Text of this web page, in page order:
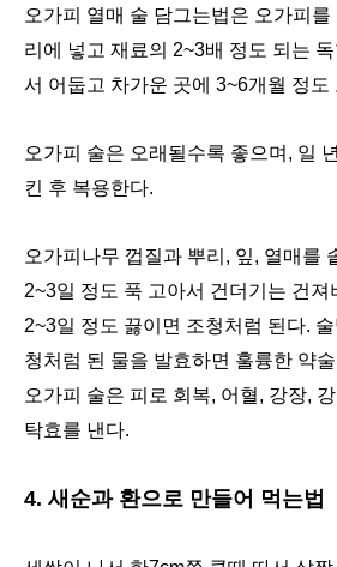
오가피 열매 술 담그는법은 오가피
리에 넣고 재료의 2~3배 정도 되는
서 어둡고 차가운 곳에 3~6개월 정도
오가피 술은 오래될수록 좋으며, 일
킨 후 복용한다.
오가피나무 껍질과 뿌리, 잎, 열매를
2~3일 정도 푹 고아서 건더기는 건져
2~3일 정도 끓이면 조청처럼 된다.
청처럼 된 물을 발효하면 훌륭한 약
오가피 술은 피로 회복, 어혈, 강장,
탁효를 낸다.
4. 새순과 환으로 만들어 먹는법